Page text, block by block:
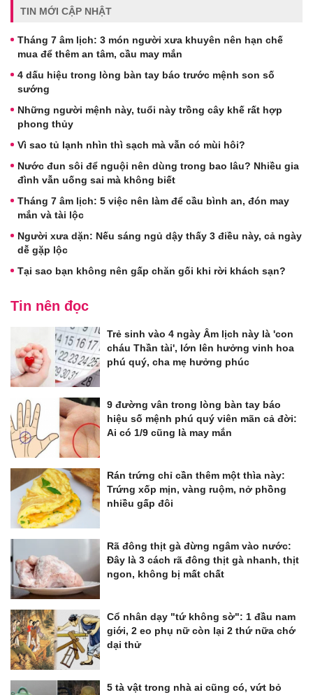
TIN MỚI CẬP NHẬT
Tháng 7 âm lịch: 3 món người xưa khuyên nên hạn chế
mua để thêm an tâm, cầu may mắn
4 dấu hiệu trong lòng bàn tay báo trước mệnh son số
sướng
Những người mệnh này, tuổi này trồng cây khế rất hợp
phong thủy
Vì sao tủ lạnh nhìn thì sạch mà vẫn có mùi hôi?
Nước đun sôi để nguội nên dùng trong bao lâu? Nhiều gia
đình vẫn uống sai mà không biết
Tháng 7 âm lịch: 5 việc nên làm để cầu bình an, đón may
mắn và tài lộc
Người xưa dặn: Nếu sáng ngủ dậy thấy 3 điều này, cả ngày
dễ gặp lộc
Tại sao bạn không nên gấp chăn gối khi rời khách sạn?
Tin nên đọc
Trẻ sinh vào 4 ngày Âm lịch này là 'con
cháu Thần tài', lớn lên hưởng vinh hoa
phú quý, cha mẹ hưởng phúc
9 đường vân trong lòng bàn tay báo
hiệu số mệnh phú quý viên mãn cả đời:
Ai có 1/9 cũng là may mắn
Rán trứng chỉ cần thêm một thìa này:
Trứng xốp mịn, vàng ruộm, nở phồng
nhiều gấp đôi
Rã đông thịt gà đừng ngâm vào nước:
Đây là 3 cách rã đông thịt gà nhanh, thịt
ngon, không bị mất chất
Cổ nhân dạy "tứ không sờ": 1 đầu nam
giới, 2 eo phụ nữ còn lại 2 thứ nữa chớ
dại thử
5 tà vật trong nhà ai cũng có, vứt bỏ